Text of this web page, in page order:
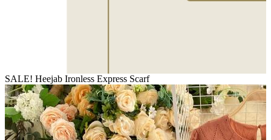
SALE! Heejab Ironless Express Scarf